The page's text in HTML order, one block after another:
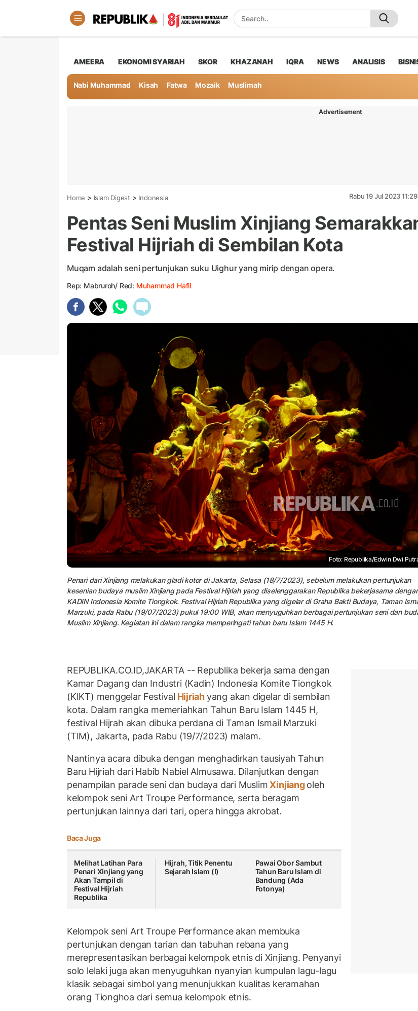
AMEERA EKONOMI SYARIAH SKOR KHAZANAH IQRA NEWS ANALISIS
Nabi Muhammad Kisah Fatwa Mozaik Muslimah
Advertisement
Home > Islam Digest > Indonesia Rabu 19 Jul 2023
Pentas Seni Muslim Xinjiang
Festival Hijriah di Sembilan Kota
Muqam adalah seni pertunjukan suku Uighur yang mirip dengan opera.
Rep: Mabruroh/ Red: Muhammad Hafil
Foto: Republika/Edwin Dwi
Penari dari Xinjiang melakukan gladi kotor di Jakarta, Selasa (18/7/2023), sebelum melakukan pertunjukan
kesenian budaya muslim Xinjiang pada Festival Hijriah yang diselenggarakan Republika bekerjasama
KADIN Indonesia Komite Tiongkok. Festival Hijriah Republika yang digelar di Graha Bakti Budaya, Taman
Marzuki, pada Rabu (19/07/2023) pukul 19:00 WIB, akan menyuguhkan berbagai pertunjukan seni dan
Muslim Xinjiang. Kegiatan ini dalam rangka memperingati tahun baru Islam 1445 H.
REPUBLIKA.CO.ID,JAKARTA -- Republika bekerja sama dengan
Kamar Dagang dan Industri (Kadin) Indonesia Komite Tiongkok
(KIKT) menggelar Festival Hijriahyang akan digelar di sembilan
kota. Dalam rangka memeriahkan Tahun Baru Islam 1445 H,
festival Hijrah akan dibuka perdana di Taman Ismail Marzuki
(TIM), Jakarta, pada Rabu (19/7/2023) malam.
Nantinya acara dibuka dengan menghadirkan tausiyah Tahun
Baru Hijriah dari Habib Nabiel Almusawa. Dilanjutkan dengan
penampilan parade seni dan budaya dari Muslim Xinjiangoleh
kelompok seni Art Troupe Performance, serta beragam
pertunjukan lainnya dari tari, opera hingga akrobat.
Baca Juga
Melihat Latihan Para
Penari Xinjiang yang
Akan Tampil di
Festival Hijriah
Republika
Hijrah, Titik Penentu
Sejarah Islam (I)
Pawai Obor Sambut
Tahun Baru Islam di
Bandung (Ada
Fotonya)
Kelompok seni Art Troupe Performance akan membuka
pertunjukan dengan tarian dan tabuhan rebana yang
merepresentasikan berbagai kelompok etnis di Xinjiang. Penyanyi
solo lelaki juga akan menyuguhkan nyanyian kumpulan lagu-lagu
klasik sebagai simbol yang menunjukkan kualitas keramahan
orang Tionghoa dari semua kelompok etnis.